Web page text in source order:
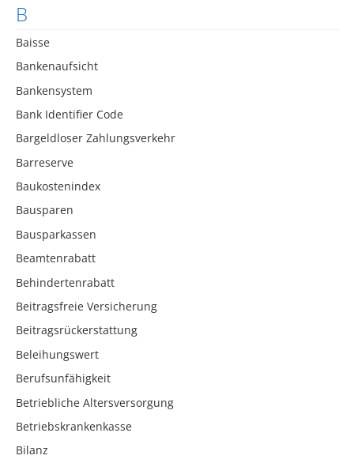
B
Baisse
Bankenaufsicht
Bankensystem
Bank Identifier Code
Bargeldloser Zahlungsverkehr
Barreserve
Baukostenindex
Bausparen
Bausparkassen
Beamtenrabatt
Behindertenrabatt
Beitragsfreie Versicherung
Beitragsrückerstattung
Beleihungswert
Berufsunfähigkeit
Betriebliche Altersversorgung
Betriebskrankenkasse
Bilanz